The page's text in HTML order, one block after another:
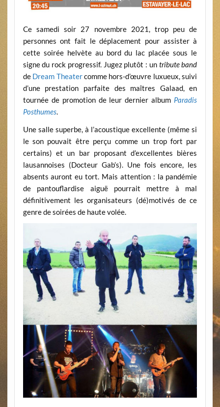
Ce samedi soir 27 novembre 2021, trop peu de
personnes ont fait le déplacement pour assister à
cette soirée helvète au bord du lac placée sous le
signe du rock progressif. Jugez plutôt : un tribute band
de Dream Theatercomme hors-d’œuvre luxueux, suivi
d’une prestation parfaite des maîtres Galaad, en
tournée de promotion de leur dernier album Paradis
Posthumes.
Une salle superbe, à l’acoustique excellente (même si
le son pouvait être perçu comme un trop fort par
certains) et un bar proposant d’excellentes bières
lausannoises (Docteur Gab’s). Une fois encore, les
absents auront eu tort. Mais attention : la pandémie
de pantouflardise aiguë pourrait mettre à mal
définitivement les organisateurs (dé)motivés de ce
genre de soirées de haute volée.